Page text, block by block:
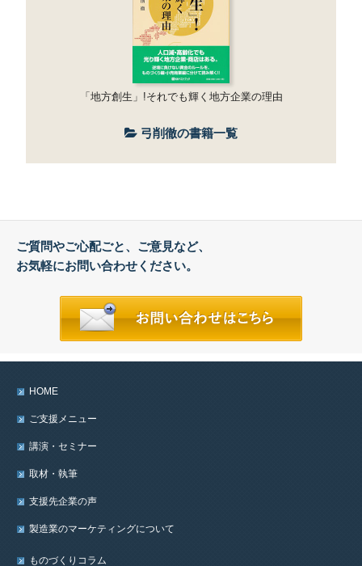
「地方創生」!それでも輝く地方企業の理由
弓削徹の書籍一覧
ご質問やご心配ごと、ご意見など、
お気軽にお問い合わせください。
HOME
ご支援メニュー
講演・セミナー
取材・執筆
支援先企業の声
製造業のマーケティングについて
ものづくりコラム